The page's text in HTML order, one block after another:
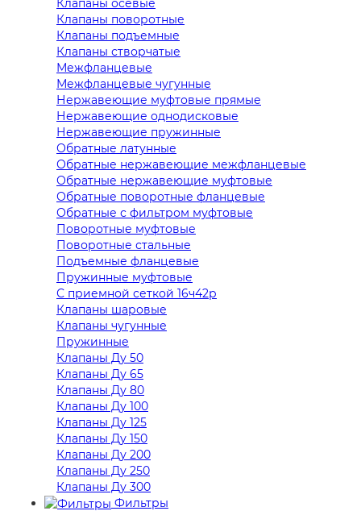
Клапаны осевые
Клапаны поворотные
Клапаны подъемные
Клапаны створчатые
Межфланцевые
Межфланцевые чугунные
Нержавеющие муфтовые прямые
Нержавеющие однодисковые
Нержавеющие пружинные
Обратные латунные
Обратные нержавеющие межфланцевые
Обратные нержавеющие муфтовые
Обратные поворотные фланцевые
Обратные с фильтром муфтовые
Поворотные муфтовые
Поворотные стальные
Подъемные фланцевые
Пружинные муфтовые
С приемной сеткой 16ч42р
Клапаны шаровые
Клапаны чугунные
Пружинные
Клапаны Ду 50
Клапаны Ду 65
Клапаны Ду 80
Клапаны Ду 100
Клапаны Ду 125
Клапаны Ду 150
Клапаны Ду 200
Клапаны Ду 250
Клапаны Ду 300
Фильтры